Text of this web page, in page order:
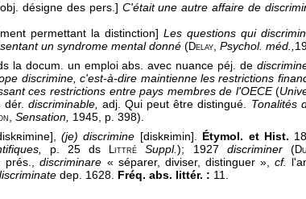
désigne des pers.] C'était une autre affaire de
permettant la distinction] Les questions qui
un syndrome mental donné (Delay, Psychol. méd.,
la docum. un emploi abs. avec nuance péj. de
discrimine, c'est-à-dire maintienne les restrictions
ces restrictions entre pays membres de l'OECE(
dér. discriminable, adj. Qui peut être distingué. Tonalités
, Sensation, 1945, p. 398).
(je) discrimine [diskʀimin]. Étymol. et Hist.
p. 25 ds LittréSuppl.); 1927 discriminer(
prés.,discriminare « séparer, diviser, distinguer »,cf.
dep. 1628. Fréq. abs. littér. : 11.